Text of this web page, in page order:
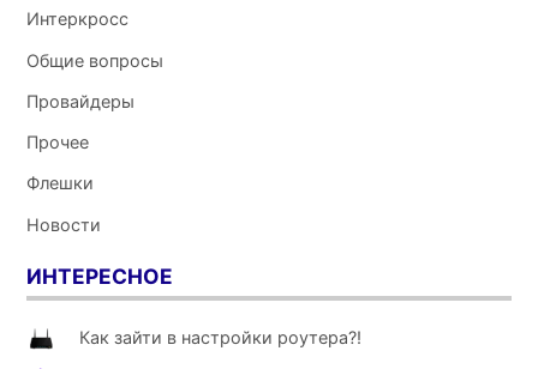
Интеркросс
Общие вопросы
Провайдеры
Прочее
Флешки
Новости
ИНТЕРЕСНОЕ
Как зайти в настройки роутера?!